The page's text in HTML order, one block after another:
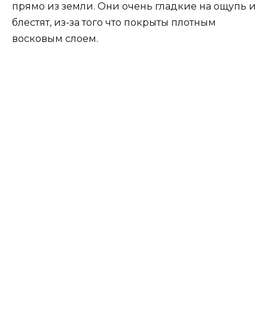
прямо из земли. Они очень гладкие на ощупь и
блестят, из-за того что покрыты плотным
восковым слоем.